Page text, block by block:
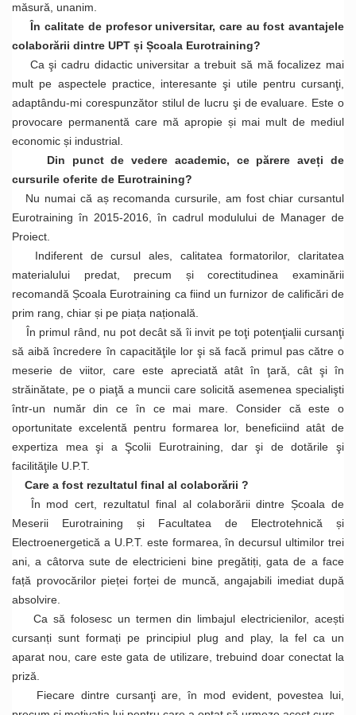
măsură, unanim.
În calitate de profesor universitar, care au fost avantajele
colaborării dintre UPT și Școala Eurotraining?
Ca şi cadru didactic universitar a trebuit să mă focalizez mai
mult pe aspectele practice, interesante şi utile pentru cursanţi,
adaptându-mi corespunzător stilul de lucru şi de evaluare. Este o
provocare permanentă care mă apropie și mai mult de mediul
economic și industrial.
Din punct de vedere academic, ce părere aveți de
cursurile oferite de Eurotraining?
Nu numai că aș recomanda cursurile, am fost chiar cursantul
Eurotraining în 2015-2016, în cadrul modulului de Manager de
Proiect.
Indiferent de cursul ales, calitatea formatorilor, claritatea
materialului predat, precum și corectitudinea examinării
recomandă Școala Eurotraining ca fiind un furnizor de calificări de
prim rang, chiar și pe piața națională.
În primul rând, nu pot decât să îi invit pe toţi potenţialii cursanţi
să aibă încredere în capacităţile lor şi să facă primul pas către o
meserie de viitor, care este apreciată atât în ţară, cât şi în
străinătate, pe o piaţă a muncii care solicită asemenea specialişti
într-un număr din ce în ce mai mare. Consider că este o
oportunitate excelentă pentru formarea lor, beneficiind atât de
expertiza mea şi a Şcolii Eurotraining, dar şi de dotările şi
facilităţile U.P.T.
Care a fost rezultatul final al colaborării ?
În mod cert, rezultatul final al colaborării dintre Școala de
Meserii Eurotraining și Facultatea de Electrotehnică și
Electroenergetică a U.P.T. este formarea, în decursul ultimilor trei
ani, a câtorva sute de electricieni bine pregătiți, gata de a face
față provocărilor pieței forței de muncă, angajabili imediat după
absolvire.
Ca să folosesc un termen din limbajul electricienilor, acești
cursanți sunt formați pe principiul plug and play, la fel ca un
aparat nou, care este gata de utilizare, trebuind doar conectat la
priză.
Fiecare dintre cursanţi are, în mod evident, povestea lui,